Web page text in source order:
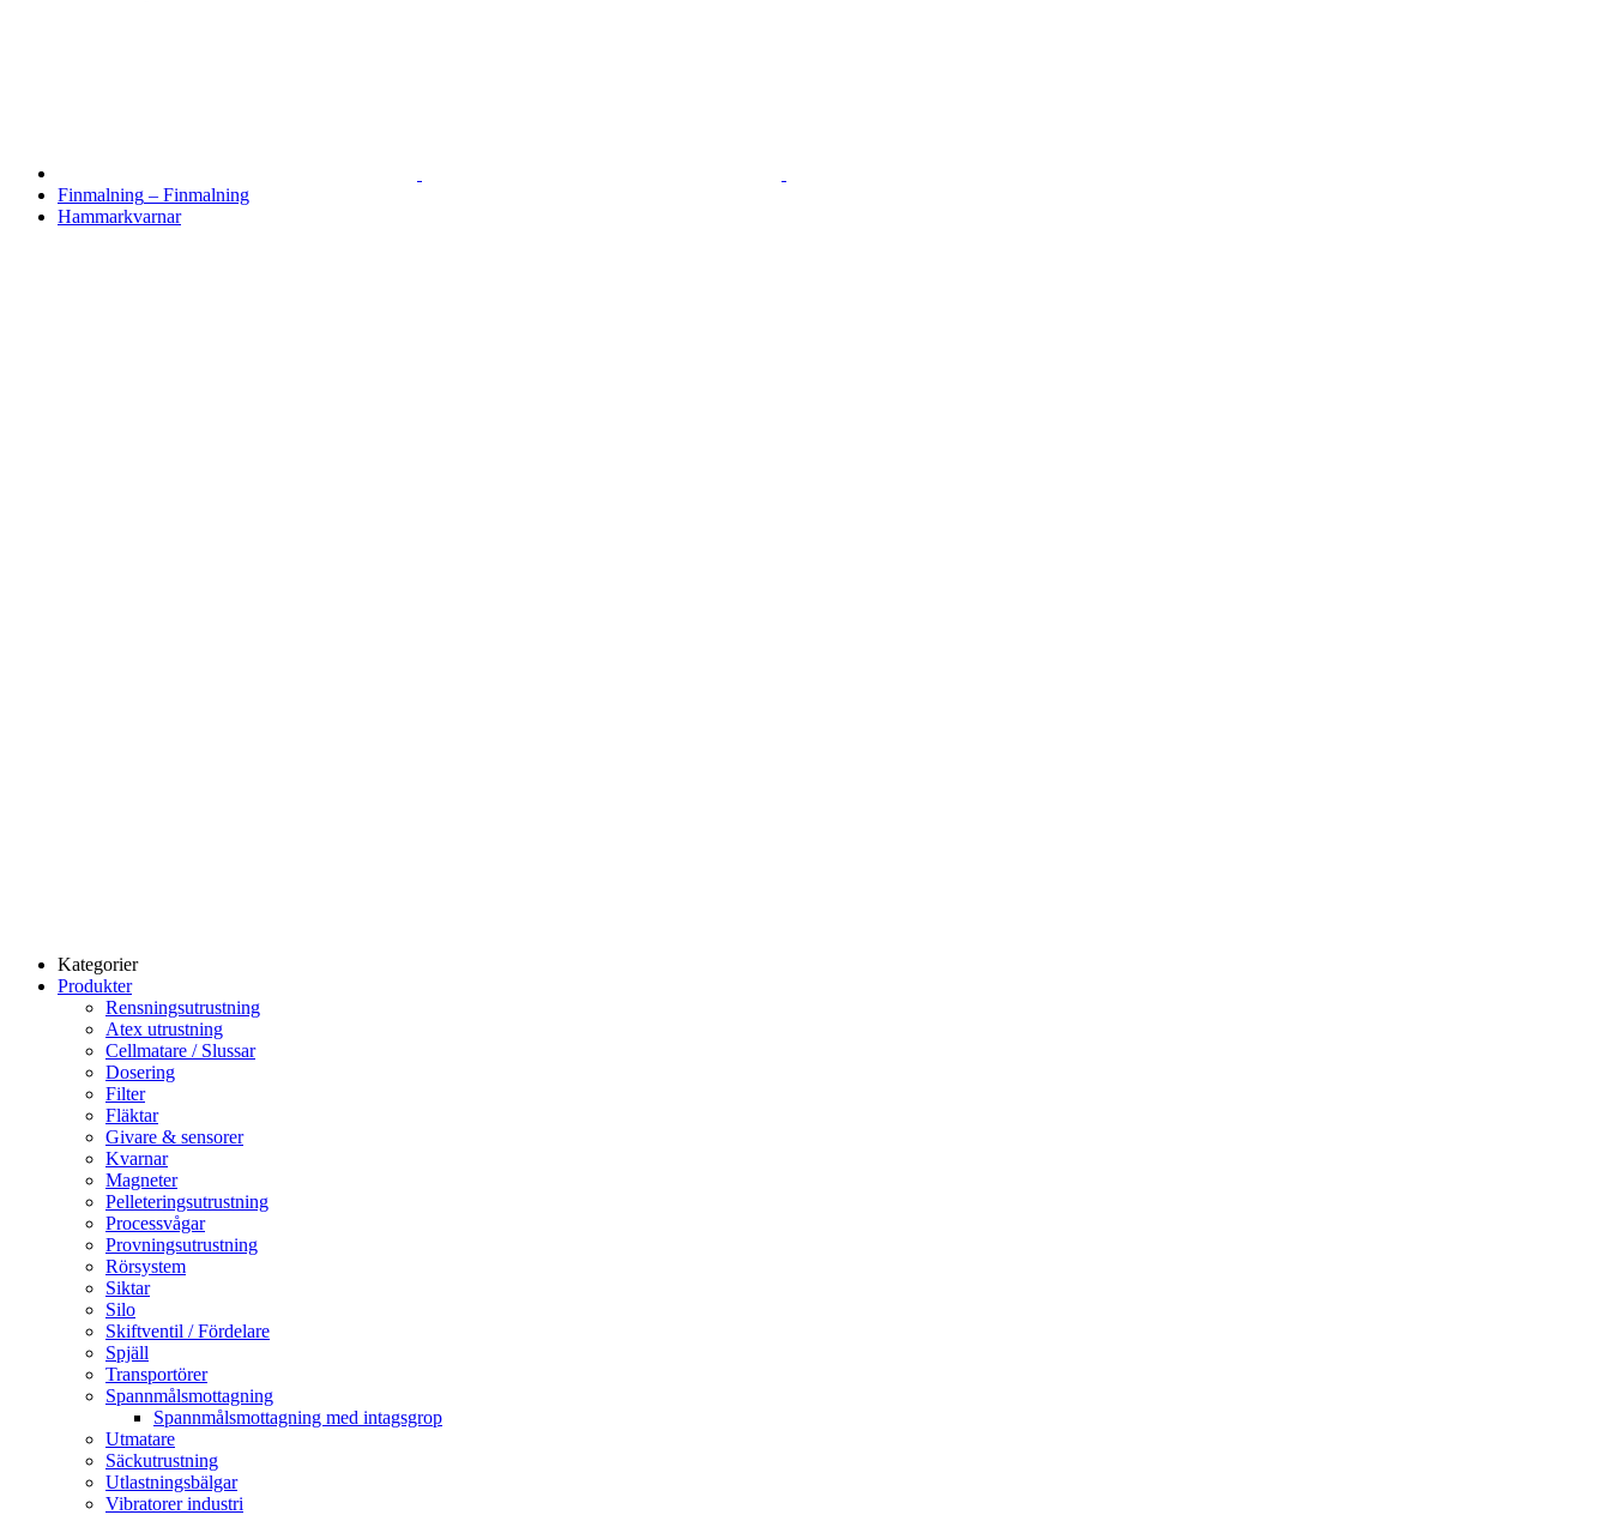
Finmalning – Finmalning
Hammarkvarnar
Kategorier
Produkter
Rensningsutrustning
Atex utrustning
Cellmatare / Slussar
Dosering
Filter
Fläktar
Givare & sensorer
Kvarnar
Magneter
Pelleteringsutrustning
Processvågar
Provningsutrustning
Rörsystem
Siktar
Silo
Skiftventil / Fördelare
Spjäll
Transportörer
Spannmålsmottagning
Spannmålsmottagning med intagsgrop
Utmatare
Säckutrustning
Utlastningsbälgar
Vibratorer industri